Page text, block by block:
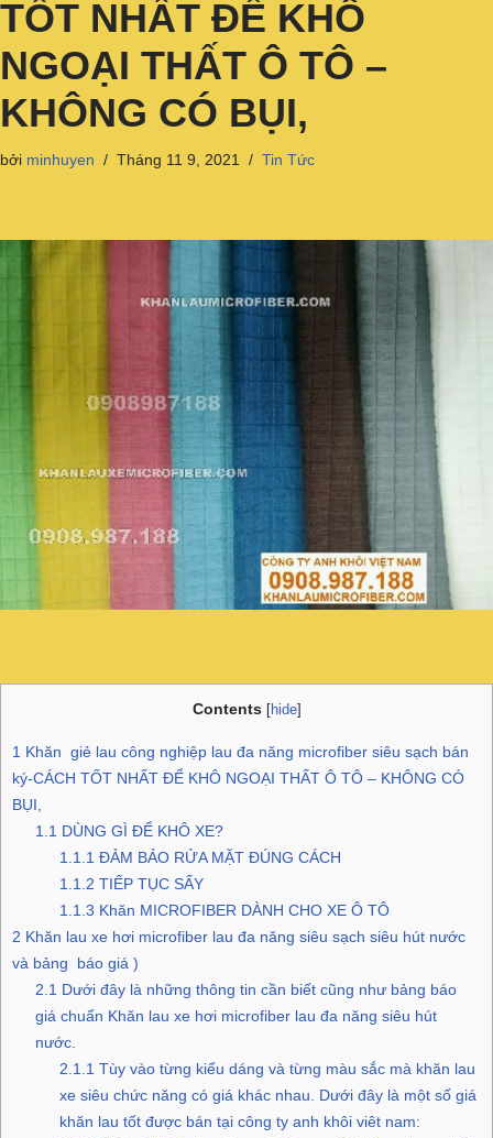
TỐT NHẤT ĐỂ KHÔ
NGOẠI THẤT Ô TÔ –
KHÔNG CÓ BỤI,
bởi minhuyen Tháng 11 9, 2021 Tin Tức
Contents [hide]
1 Khăn giẻ lau công nghiệp lau đa năng microfiber siêu sạch bán
ký-CÁCH TỐT NHẤT ĐỂ KHÔ NGOẠI THẤT Ô TÔ – KHÔNG CÓ
BỤI,
1.1 DÙNG GÌ ĐỂ KHÔ XE?
1.1.1 ĐẢM BẢO RỬA MẶT ĐÚNG CÁCH
1.1.2 TIẾP TỤC SẤY
1.1.3 Khăn MICROFIBER DÀNH CHO XE Ô TÔ
2 Khăn lau xe hơi microfiber lau đa năng siêu sạch siêu hút nước
và bảng báo giá )
2.1 Dưới đây là những thông tin cần biết cũng như bảng báo
giá chuẩn Khăn lau xe hơi microfiber lau đa năng siêu hút
nước.
2.1.1 Tùy vào từng kiểu dáng và từng màu sắc mà khăn lau
xe siêu chức năng có giá khác nhau. Dưới đây là một số giá
khăn lau tốt được bán tại công ty anh khôi viêt nam: